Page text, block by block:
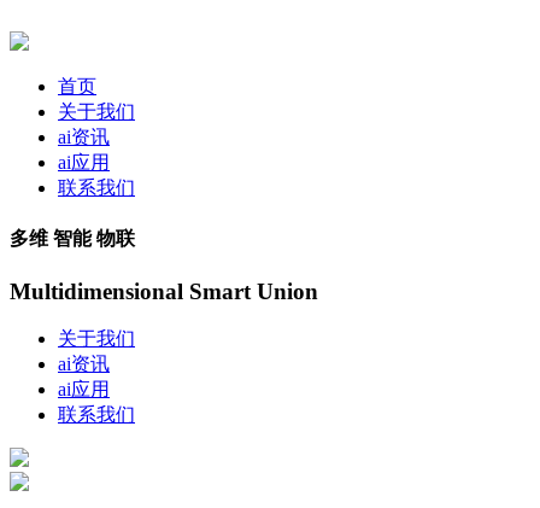
首页
关于我们
ai资讯
ai应用
联系我们
多维 智能 物联
Multidimensional Smart Union
关于我们
ai资讯
ai应用
联系我们